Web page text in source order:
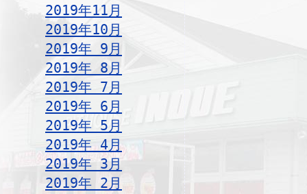
2019年11月
2019年10月
2019年 9月
2019年 8月
2019年 7月
2019年 6月
2019年 5月
2019年 4月
2019年 3月
2019年 2月